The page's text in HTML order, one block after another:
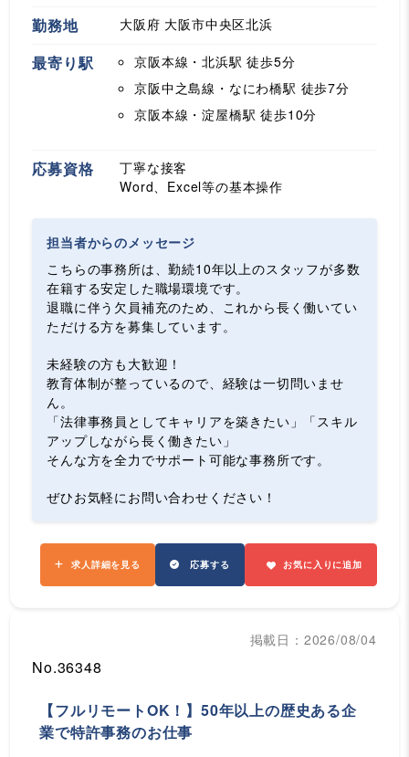
勤務地 大阪府 大阪市中央区北浜
最寄り駅 京阪本線・北浜駅 徒歩5分
京阪中之島線・なにわ橋駅 徒歩7分
京阪本線・淀屋橋駅 徒歩10分
応募資格
丁寧な接客
Word、Excel等の基本操作
担当者からのメッセージ
こちらの事務所は、勤続10年以上のスタッフが多数
在籍する安定した職場環境です。
退職に伴う欠員補充のため、これから長く働いてい
ただける方を募集しています。
未経験の方も大歓迎！
教育体制が整っているので、経験は一切問いませ
ん。
「法律事務員としてキャリアを築きたい」「スキル
アップしながら長く働きたい」
そんな方を全力でサポート可能な事務所です。
ぜひお気軽にお問い合わせください！
求人詳細を見る 応募する お気に入りに追加
掲載日：2026/08/04
No.36348
【フルリモートOK！】50年以上の歴史ある企
業で特許事務のお仕事